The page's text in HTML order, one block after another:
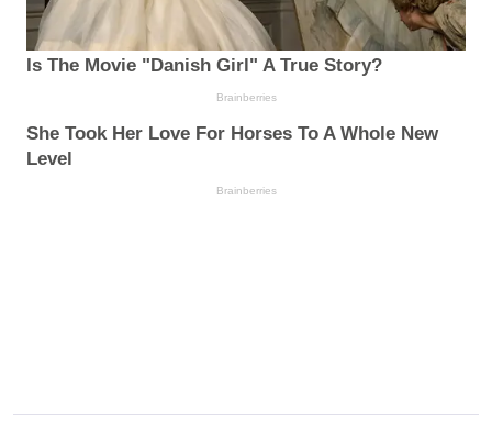
Is The Movie "Danish Girl" A True Story?
Brainberries
She Took Her Love For Horses To A Whole New
Level
Brainberries